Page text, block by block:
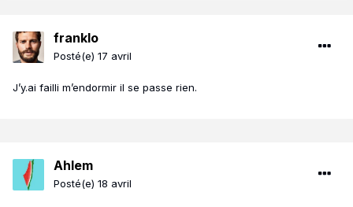
franklo
Posté(e) 17 avril
J’y.ai failli m’endormir il se passe rien.
Ahlem
Posté(e) 18 avril